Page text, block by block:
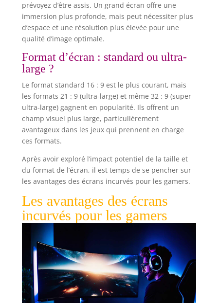
prévoyez d’être assis. Un grand écran offre une
immersion plus profonde, mais peut nécessiter plus
d’espace et une résolution plus élevée pour une
qualité d’image optimale.
Format d’écran : standard ou ultra-
large ?
Le format standard 16 : 9 est le plus courant, mais
les formats 21 : 9 (ultra-large) et même 32 : 9 (super
ultra-large) gagnent en popularité. Ils offrent un
champ visuel plus large, particulièrement
avantageux dans les jeux qui prennent en charge
ces formats.
Après avoir exploré l’impact potentiel de la taille et
du format de l’écran, il est temps de se pencher sur
les avantages des écrans incurvés pour les gamers.
Les avantages des écrans
incurvés pour les gamers